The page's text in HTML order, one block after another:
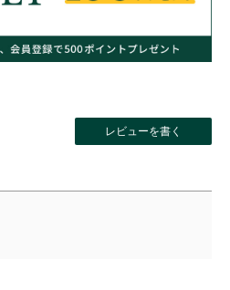
レビューを書く